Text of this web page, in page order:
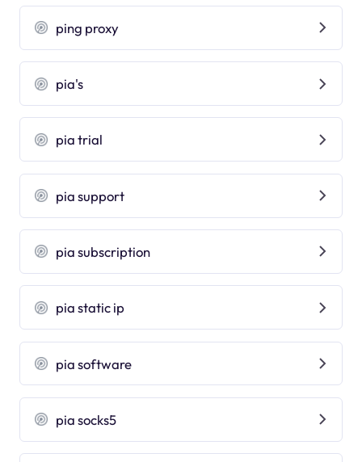
ping proxy
pia's
pia trial
pia support
pia subscription
pia static ip
pia software
pia socks5